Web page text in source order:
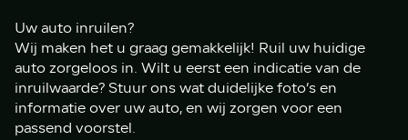
Uw auto inruilen?
Wij maken het u graag gemakkelijk! Ruil uw huidige
auto zorgeloos in. Wilt u eerst een indicatie van de
inruilwaarde? Stuur ons wat duidelijke foto’s en
informatie over uw auto, en wij zorgen voor een
passend voorstel.